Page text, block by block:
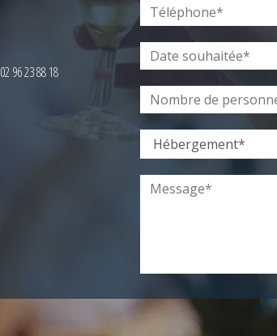
02 96 23 88 18
En remplissant ce
Vous bénéficiez d'un droit
données personnelles.